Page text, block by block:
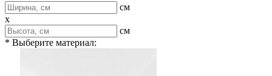
см
x
см
* Выберите материал: